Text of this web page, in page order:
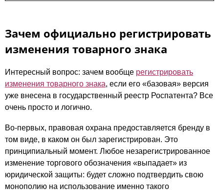
Зачем официально регистрировать
изменения товарного знака
Интересный вопрос: зачем вообще регистрировать
изменения товарного знака, если его «базовая» версия
уже внесена в государственный реестр Роспатента? Все
очень просто и логично.
Во-первых, правовая охрана предоставляется бренду в
том виде, в каком он был зарегистрирован. Это
принципиальный момент. Любое незарегистрированное
изменение торгового обозначения «выпадает» из
юридической защиты: будет сложно подтвердить свою
монополию на использование именно такого